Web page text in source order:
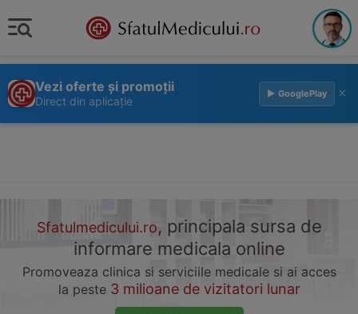
Vezi oferte și promoții
Direct din aplicație
▶ GooglePlay ×
Sfatulmedicului.ro, principala sursa de
informare medicala online
Promoveaza clinica si serviciile medicale si ai acces
la peste 3 milioane de vizitatori lunar